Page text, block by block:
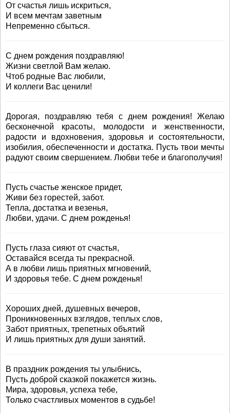
От счастья лишь искриться,
И всем мечтам заветным
Непременно сбыться.
С днем рождения поздравляю!
Жизни светлой Вам желаю.
Чтоб родные Вас любили,
И коллеги Вас ценили!
Дорогая, поздравляю тебя с днем рождения! Желаю
бесконечной красоты, молодости и женственности,
радости и вдохновения, здоровья и состоятельности,
изобилия, обеспеченности и достатка. Пусть твои мечты
радуют своим свершением. Любви тебе и благополучия!
Пусть счастье женское придет,
Живи без горестей, забот.
Тепла, достатка и везенья,
Любви, удачи. С днем рожденья!
Пусть глаза сияют от счастья,
Оставайся всегда ты прекрасной.
А в любви лишь приятных мгновений,
И здоровья тебе. С днем рожденья!
Хороших дней, душевных вечеров,
Проникновенных взглядов, теплых слов,
Забот приятных, трепетных объятий
И лишь приятных для души занятий.
В праздник рождения ты улыбнись,
Пусть доброй сказкой покажется жизнь.
Мира, здоровья, успеха тебе,
Только счастливых моментов в судьбе!